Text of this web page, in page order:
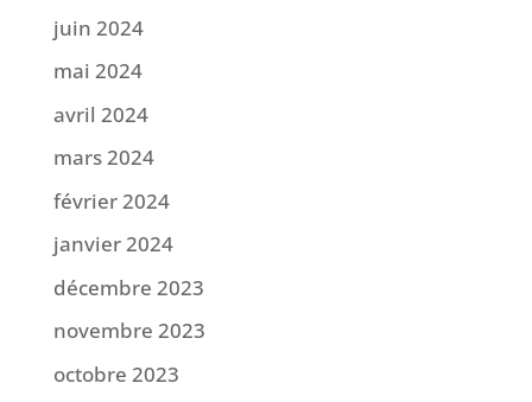
juin 2024
mai 2024
avril 2024
mars 2024
février 2024
janvier 2024
décembre 2023
novembre 2023
octobre 2023